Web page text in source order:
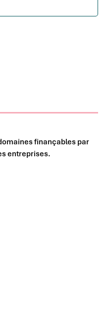
finançables par
entreprises.